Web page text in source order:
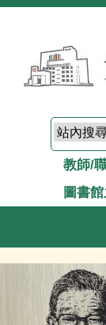
跳
教師/
圖書